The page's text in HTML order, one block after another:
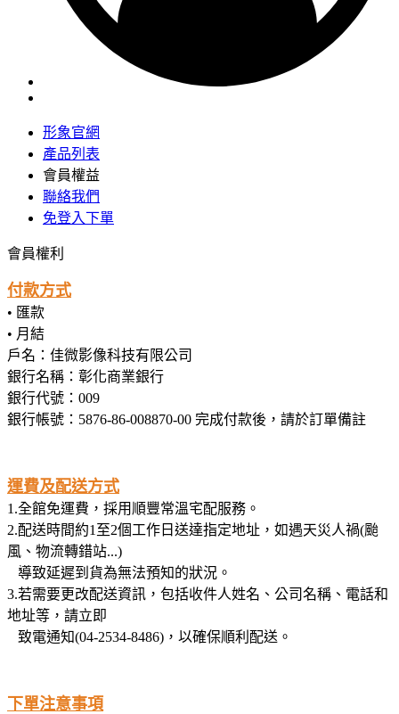
形象官網
產品列表
會員權益
聯絡我們
免登入下單
會員權利
付款方式
• 匯款
• 月結
戶名：佳微影像科技有限公司
銀行名稱：彰化商業銀行
銀行代號：009
銀行帳號：5876-86-008870-00 完成付款後，請於訂單備註
運費及配送方式
1.全館免運費，採用順豐常溫宅配服務。
2.配送時間約1至2個工作日送達指定地址，如遇天災人禍(颱
風、物流轉錯站...)
導致延遲到貨為無法預知的狀況。
3.若需要更改配送資訊，包括收件人姓名、公司名稱、電話和
地址等，請立即
致電通知(04-2534-8486)，以確保順利配送。
下單注意事項